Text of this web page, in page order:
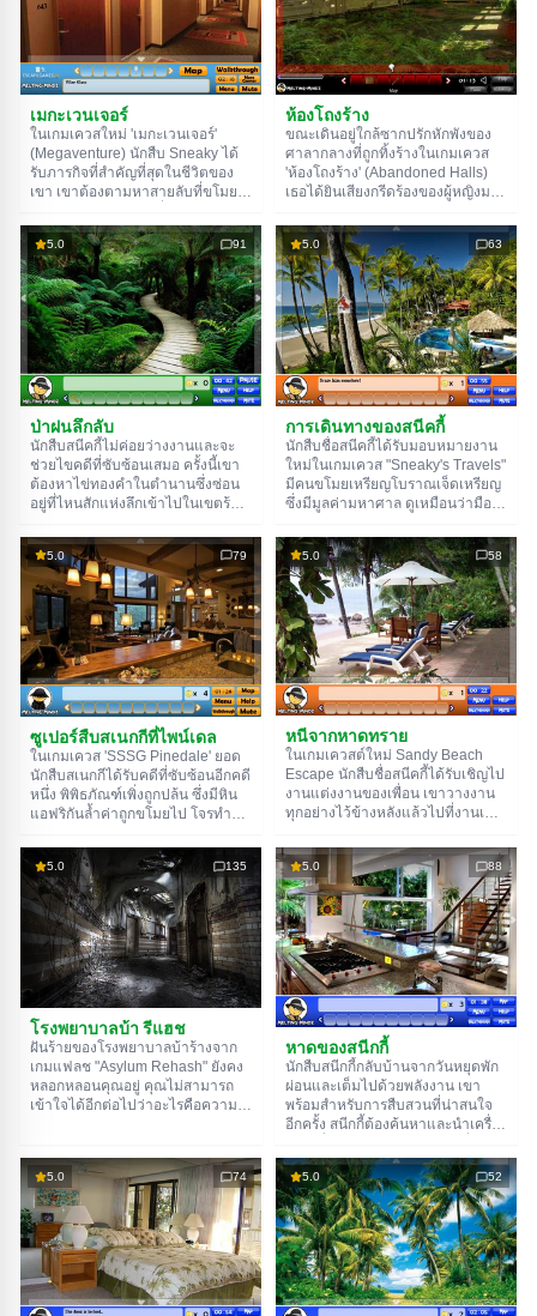
เมกะเวนเจอร์
ในเกมเควสใหม่ 'เมกะเวนเจอร์'
(Megaventure) นักสืบ Sneaky ได้
รับภารกิจที่สำคัญที่สุดในชีวิตของ
เขา เขาต้องตามหาสายลับที่ขโมย
ทำลายทุกชีวิตบนโลกได้ นักสืบมี
เบาะแสเพียงอย่างเดียว และเขาไม่มี
ที่ว่างสำหรับความผิดพลาด หาก
ไม่มีความช่วยเหลือจากเธอ นักสืบ
อาจล้มเหลวในภารกิจของเขา ดังนั้น
เธอจะไปกับเขา ตามหาสายลับสอง
หน้าและนำไวรัสมรณะกลับคืนสู่ห้อง
ปฏิบัติการ โชคดีนะ!
ห้องโถงร้าง
ขณะเดินอยู่ใกล้ซากปรักหักพังของ
ศาลากลางที่ถูกทิ้งร้างในเกมเควส
'ห้องโถงร้าง' (Abandoned Halls)
เธอได้ยินเสียงกรีดร้องของผู้หญิงมา
เธอรีบเข้าไปช่วยและลงไปในห้อง
ใต้ดิน แต่เสียหลักสะดุดล้ม ซึ่งเป็นสิ่ง
สุดท้ายที่เธอจำได้ก่อนจะตื่นขึ้นมา
ในที่แห่งนี้ ภายในซากปรักหักพังที่ถูก
ทิ้งร้าง แต่ใครลากเธอมาที่นี่ และผู้
หญิงที่เธอพยายามจะช่วยอยู่ที่ไหน?
เธอตัดสินใจพักคำถามเหล่านี้ไว้ก่อน
ตอนนี้เธอมีปัญหาที่สำคัญกว่านั้น!
ทางออกจากซากปรักหักพังถูกล็อก
เธอต้องหาทางเปิดมันให้ได้ แต่จะ
ทำยังไงล่ะ?
5.0 91
ป่าฝนลึกลับ
นักสืบสนีคกี้ไม่ค่อยว่างงานและจะ
ช่วยไขคดีที่ซับซ้อนเสมอ ครั้งนี้เขา
ต้องหาไข่ทองคำในตำนานซึ่งซ่อน
อยู่ที่ไหนสักแห่งลึกเข้าไปในเขตร้อน
"Mystic Rainforest" แก้ปริศนาที่น่า
สนใจและหาวัตถุโบราณในตำนาน
ขอให้โชคดี!
5.0 63
การเดินทางของสนีคกี้
นักสืบชื่อสนีคกี้ได้รับมอบหมายงาน
ใหม่ในเกมเควส "Sneaky's Travels"
มีคนขโมยเหรียญโบราณเจ็ดเหรียญ
ซึ่งมีมูลค่ามหาศาล ดูเหมือนว่ามือ
ไม่ทิ้งร่องรอยไว้ที่เกิดเหตุเลย แต่
สนีคกี้ได้เบาะแสที่นำเขาไปยังเกาะ
อารูบา ที่ไหนสักแห่งที่นี่มีเหรียญที่ถูก
ขโมยไปซ่อนอยู่ ออกเดินทางผจญภัย
ที่น่าตื่นเต้นไปกับนักสืบและหามันให้
เจอ! ขอให้โชคดี!
5.0 79
ซูเปอร์สืบสเนกกีที่ไพน์เดล
ในเกมเควส 'SSSG Pinedale' ยอด
นักสืบสเนกกีได้รับคดีที่ซับซ้อนอีกคดี
หนึ่ง พิพิธภัณฑ์เพิ่งถูกปล้น ซึ่งมีหิน
แอฟริกันล้ำค่าถูกขโมยไป โจรทำได้
ตำรวจไม่มีเบาะแสเลยแม้แต่น้อย
แต่สเนกกีสามารถตามรอยโจรได้ ซึ่ง
นำเขาไปยังหมู่บ้านเล็กๆ ใกล้เมือง
ช่วยสเนกกีหาเครื่องเพชรที่ถูกขโมย
ไป พวกมันต้องอยู่ที่ไหนสักแห่งแถว
นี้ โชคดี!
5.0 58
หนีจากหาดทราย
ในเกมเควสต์ใหม่ Sandy Beach
Escape นักสืบชื่อสนีคกี้ได้รับเชิญไป
งานแต่งงานของเพื่อน เขาวางงาน
ทุกอย่างไว้ข้างหลังแล้วไปที่งานเพื่อ
มอบของขวัญแต่งงานให้ ทุกอย่าง
กำลังไปได้สวยจนกระทั่งสนีคกี้หมด
สติไป นี่คือทั้งหมดที่เขาจำได้ก่อนจะ
ตื่นขึ้นมาบนเกาะแห่งหนึ่ง เกิดอะไร
ขึ้นกับเขากันแน่? หรือว่าศัตรูของ
เขาแอบใส่ยานอนหลับลงในแก้วของ
เขา? ไม่ว่าจะยังไงก็ตาม เขาต้องหา
ทางออกจากเกาะนี้ให้ได้ ช่วยสนีคกี้
หาทางออกโดยการแก้ปริศนาสุด
ท้าทาย ขอให้โชคดี!
5.0 135
โรงพยาบาลบ้า รีแฮช
ฝันร้ายของโรงพยาบาลบ้าร้างจาก
เกมแฟลช "Asylum Rehash" ยังคง
หลอกหลอนคุณอยู่ คุณไม่สามารถ
เข้าใจได้อีกต่อไปว่าอะไรคือความ
ต้นตอของฝันร้ายของคุณและทำลาย
มัน สำรวจห้องกว่า 70 ห้อง รวบรวม
ไอเท็มกว่า 40 ชิ้น และใช้สิ่งที่ช่วย
คุณในการเดินทาง! เกมจะบันทึก
อัตโนมัติ
5.0 88
หาดของสนีกกี้
นักสืบสนีกกี้กลับบ้านจากวันหยุดพัก
ผ่อนและเต็มไปด้วยพลังงาน เขา
พร้อมสำหรับการสืบสวนที่น่าสนใจ
อีกครั้ง สนีกกี้ต้องค้นหาและนำเครื่อง
จริง หากไม่มีความช่วยเหลือจากคุณ
มันจะไม่ง่ายสำหรับนักสืบที่จะทำเช่น
นี้ ดังนั้นเขาจึงขอให้คุณช่วย ช่วย
นักสืบทำภารกิจให้สำเร็จในเกม
เควสต์ใหม่ Sneaky Beach โดยการ
ไขปริศนาที่น่าสนใจ ขอให้โชคดี!
5.0 74 5.0 52